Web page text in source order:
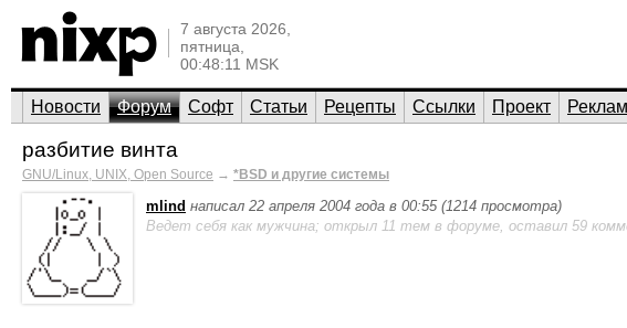
7 августа 2026,
пятница,
00:48:11 MSK
Новости Форум Софт Статьи Рецепты Ссылки Проект
разбитие винта
GNU/Linux, UNIX, Open Source → *BSD и другие системы
mlind написал 22 апреля 2004 года в 00:55 (1214 просмотра)
Ведет себя как мужчина; открыл 11 тем в форуме, оставил 59